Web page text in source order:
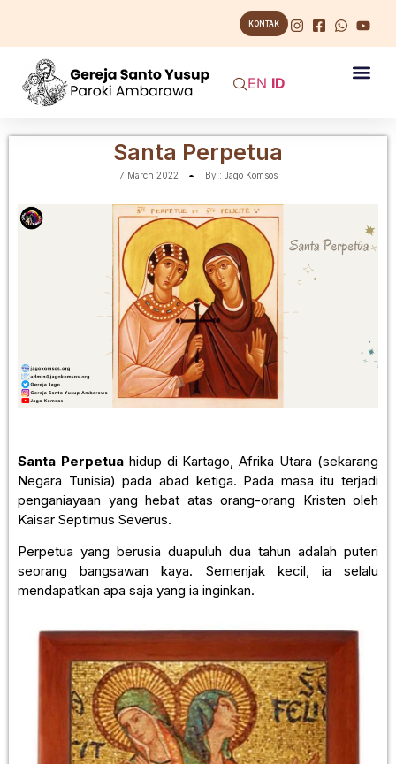
KONTAK
EN ID
Santa Perpetua
7 March 2022 By : Jago Komsos
Santa Perpetuahidup di Kartago, Afrika Utara (sekarang
Negara Tunisia) pada abad ketiga. Pada masa itu terjadi
penganiayaan yang hebat atas orang-orang Kristen oleh
Kaisar Septimus Severus.
Perpetua yang berusia duapuluh dua tahun adalah puteri
seorang bangsawan kaya. Semenjak kecil, ia selalu
mendapatkan apa saja yang ia inginkan.